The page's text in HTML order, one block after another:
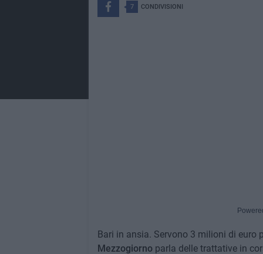
7 CONDIVISIONI
Bari in ansia. Servono 3 milioni di euro
Mezzogiornoparla delle trattative in